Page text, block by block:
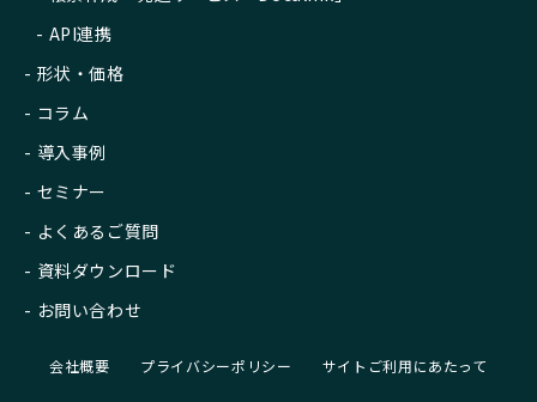
API連携
形状・価格
コラム
導入事例
セミナー
よくあるご質問
資料ダウンロード
お問い合わせ
会社概要 プライバシーポリシー サイトご利用にあたって